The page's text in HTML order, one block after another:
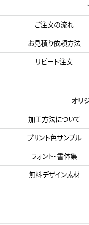
ご注文の流れ
お見積り依頼方法
リピート注文
オリ
加工方法について
プリント色サンプル
フォント・書体集
無料デザイン素材